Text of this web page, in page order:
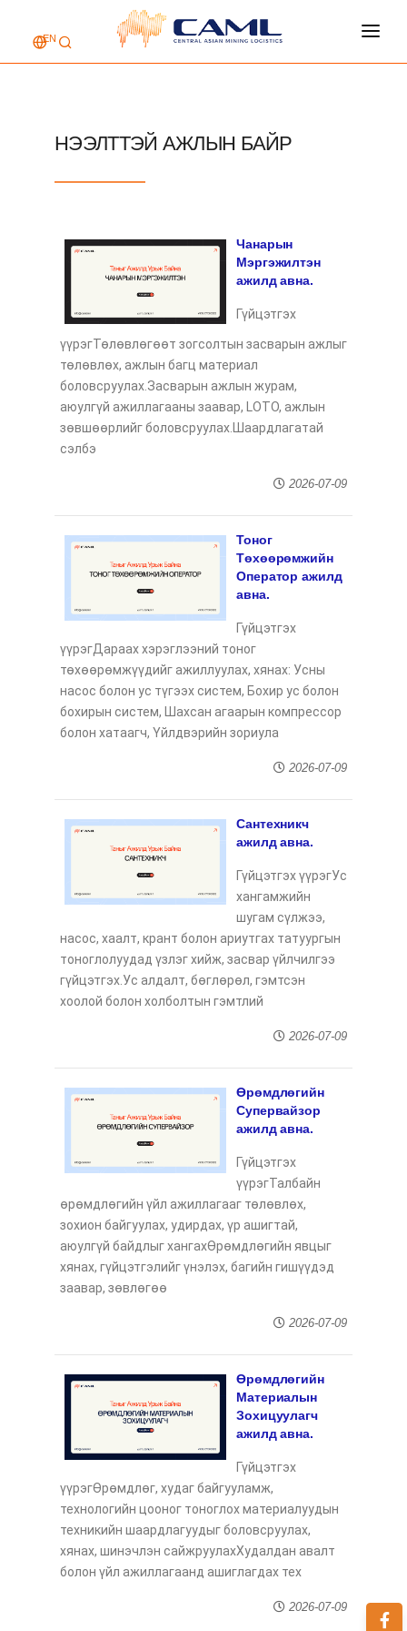
EN
НҮҮР ХУУДАС
ҮЙЛЧИЛГЭЭ
НЭЭЛТТЭЙ АЖЛЫН БАЙР
Чанарын
Мэргэжилтэн
ажилд авна.
Гүйцэтгэх
үүрэгТөлөвлөгөөт зогсолтын засварын ажлыг
төлөвлөх, ажлын багц материал
боловсруулах.Засварын ажлын журам,
аюулгүй ажиллагааны заавар, LOTO, ажлын
зөвшөөрлийг боловсруулах.Шаардлагатай
сэлбэ
2026-07-09
Тоног
Төхөөрөмжийн
Оператор ажилд
авна.
Гүйцэтгэх
үүрэгДараах хэрэглээний тоног
төхөөрөмжүүдийг ажиллуулах, хянах: Усны
насос болон ус түгээх систем, Бохир ус болон
бохирын систем, Шахсан агаарын компрессор
болон хатаагч, Үйлдвэрийн зориула
2026-07-09
Сантехникч
ажилд авна.
Гүйцэтгэх үүрэгУс
хангамжийн
шугам сүлжээ,
насос, хаалт, крант болон ариутгах татуургын
тоноглолуудад үзлэг хийж, засвар үйлчилгээ
гүйцэтгэх.Ус алдалт, бөглөрөл, гэмтсэн
хоолой болон холболтын гэмтлий
2026-07-09
Өрөмдлөгийн
Супервайзор
ажилд авна.
Гүйцэтгэх
үүрэгТалбайн
өрөмдлөгийн үйл ажиллагааг төлөвлөх,
зохион байгуулах, удирдах, үр ашигтай,
аюулгүй байдлыг хангахӨрөмдлөгийн явцыг
хянах, гүйцэтгэлийг үнэлэх, багийн гишүүдэд
заавар, зөвлөгөө
2026-07-09
Өрөмдлөгийн
Материалын
Зохицуулагч
ажилд авна.
Гүйцэтгэх
үүрэгӨрөмдлөг, худаг байгууламж,
технологийн цооног тоноглох материалуудын
техникийн шаардлагуудыг боловсруулах,
хянах, шинэчлэн сайжруулахХудалдан авалт
болон үйл ажиллагаанд ашиглагдах тех
2026-07-09